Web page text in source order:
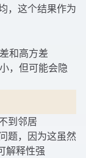
，这个结果作为
和高方差
，但可能会隐
到邻居
题，因为这虽然
解释性强